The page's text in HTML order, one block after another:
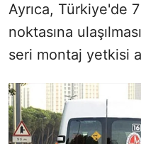
Ayrıca, Türkiye'de
noktasına
seri montaj yetkisi